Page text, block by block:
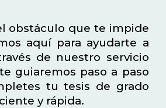
obstáculo que te impide
aquí para ayudarte a
de nuestro servicio
guiaremos paso a paso
tu tesis de grado
y rápida.